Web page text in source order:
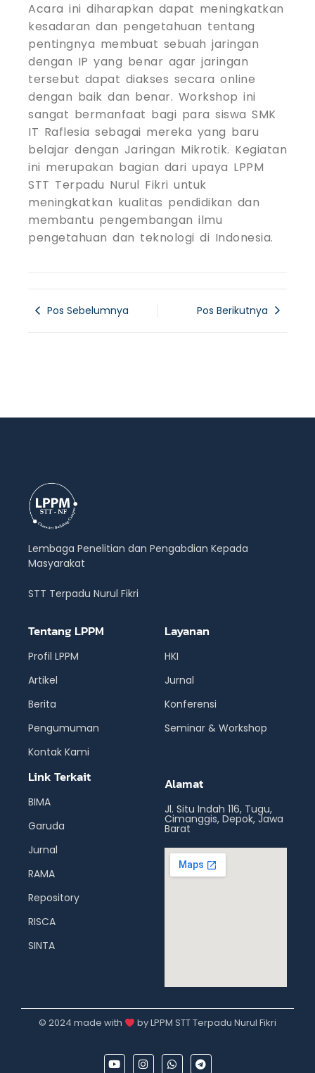
Acara ini diharapkan dapat meningkatkan
kesadaran dan pengetahuan tentang
pentingnya membuat sebuah jaringan
dengan IP yang benar agar jaringan
tersebut dapat diakses secara online
dengan baik dan benar. Workshop ini
sangat bermanfaat bagi para siswa SMK
IT Raflesia sebagai mereka yang baru
belajar dengan Jaringan Mikrotik. Kegiatan
ini merupakan bagian dari upaya LPPM
STT Terpadu Nurul Fikri untuk
meningkatkan kualitas pendidikan dan
membantu pengembangan ilmu
pengetahuan dan teknologi di Indonesia.
Pos Sebelumnya Pos Berikutnya
Lembaga Penelitian dan Pengabdian Kepada
Masyarakat
STT Terpadu Nurul Fikri
Tentang LPPM
Profil LPPM
Artikel
Berita
Pengumuman
Kontak Kami
Layanan
HKI
Jurnal
Konferensi
Seminar & Workshop
Link Terkait
BIMA
Garuda
Jurnal
RAMA
Repository
RISCA
SINTA
Alamat
Jl. Situ Indah 116, Tugu,
Cimanggis, Depok, Jawa
Barat
© 2024 made with by LPPM STT Terpadu Nurul Fikri